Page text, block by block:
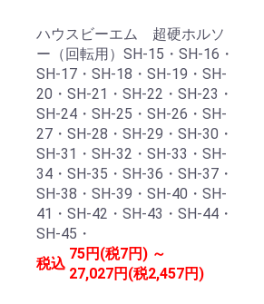
ハウスビーエム 超硬ホルソ
ー（回転用）SH-15・SH-16・
SH-17・SH-18・SH-19・SH-
20・SH-21・SH-22・SH-23・
SH-24・SH-25・SH-26・SH-
27・SH-28・SH-29・SH-30・
SH-31・SH-32・SH-33・SH-
34・SH-35・SH-36・SH-37・
SH-38・SH-39・SH-40・SH-
41・SH-42・SH-43・SH-44・
SH-45・
税込
75円(税7円) ～
27,027円(税2,457円)